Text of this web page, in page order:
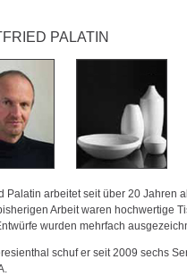
PALATIN
Palatin arbeitet seit über 20 Jahren
Arbeit waren hochwertige
wurden mehrfach
schuf er seit 2009 sechs
.